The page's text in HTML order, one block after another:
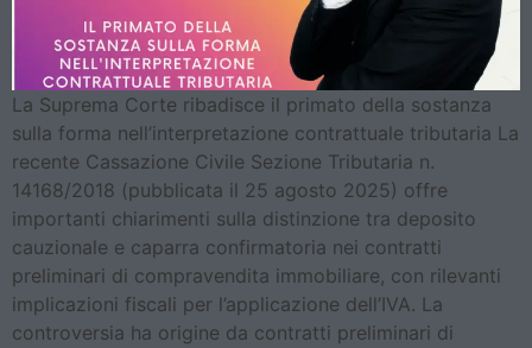
La Suprema Corte ribadisce il primato della sostanza
sulla forma nell’interpretazione contrattuale tributaria La
recente Cassazione Civile Sezione Tributaria n.
14168/2018 (pubblicata il 25 agosto 2025) offre
importanti chiarimenti sulla distinzione tra deposito
cauzionale e caparra confirmatoria nei contratti
preliminari di compravendita immobiliare, con rilevanti
implicazioni fiscali per l’applicazione dell’IVA. La
controversia ha origine da contratti preliminari di